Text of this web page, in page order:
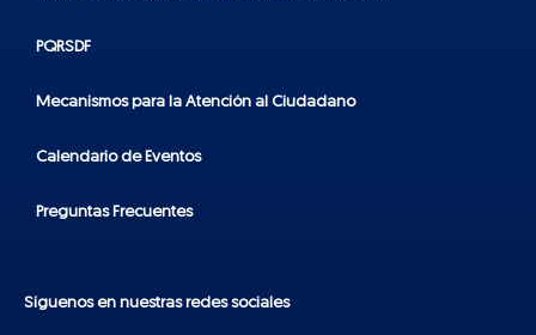
PQRSDF
Mecanismos para la Atención al Ciudadano
Calendario de Eventos
Preguntas Frecuentes
Síguenos en nuestras redes sociales